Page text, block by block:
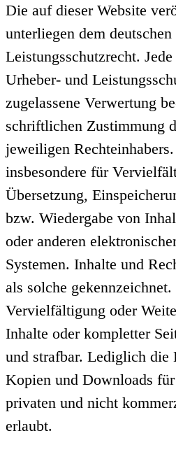
Die auf dieser Website
unterliegen dem
Leistungsschutzrecht.
Urheber- und
zugelassene Verwertung
schriftlichen Zustimmung
jeweiligen
insbesondere für
Übersetzung,
bzw. Wiedergabe von
oder anderen
Systemen. Inhalte und
als solche
Vervielfältigung oder
Inhalte oder kompletter
und strafbar. Lediglich die
Kopien und Downloads
privaten und nicht
erlaubt.